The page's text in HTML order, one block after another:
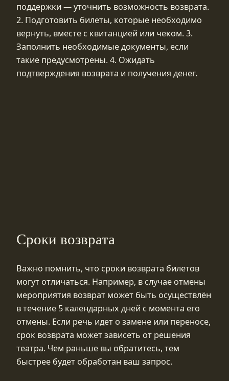
поддержки — уточнить возможность возврата.
2. Подготовить билеты, которые необходимо
вернуть, вместе с квитанцией или чеком. 3.
Заполнить необходимые документы, если
такие предусмотрены. 4. Ожидать
подтверждения возврата и получения денег.
Сроки возврата
Важно помнить, что сроки возврата билетов
могут отличаться. Например, в случае отмены
мероприятия возврат может быть осуществлён
в течение 5 календарных дней с момента его
отмены. Если речь идет о замене или переносе,
срок возврата может зависеть от решения
театра. Чем раньше вы обратитесь, тем
быстрее будет обработан ваш запрос.